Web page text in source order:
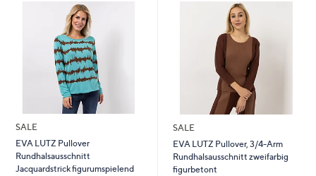
SALE
EVA LUTZ Pullover
Rundhalsausschnitt
Jacquardstrick figurumspielend
SALE
EVA LUTZ Pullover, 3/4-Arm
Rundhalsausschnitt zweifarbig
figurbetont